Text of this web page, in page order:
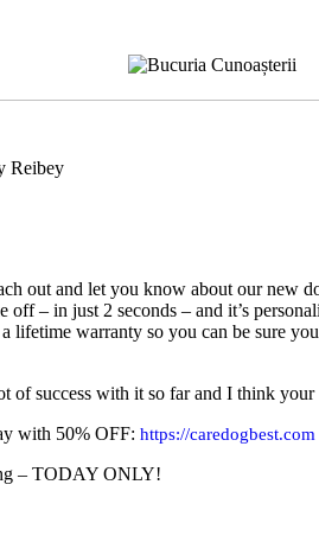
Reibey
out and let you know about our new
off – in just 2 seconds – and it’s
lifetime warranty so you can be sure
of success with it so far and I think
with 50% OFF: https://caredogbest.com
– TODAY ONLY!